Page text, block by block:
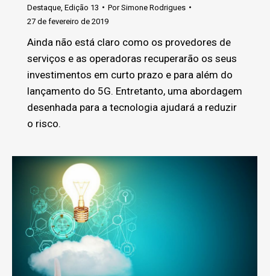
Destaque Edição 13 PorSimone Rodrigues
27 de fevereiro de 2019
Ainda não está claro como os provedores de
serviços e as operadoras recuperarão os seus
investimentos em curto prazo e para além do
lançamento do 5G. Entretanto, uma abordagem
desenhada para a tecnologia ajudará a reduzir
o risco.